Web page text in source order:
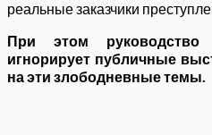
реальные заказчики
При этом
игнорирует публичные
на эти злободневные темы.